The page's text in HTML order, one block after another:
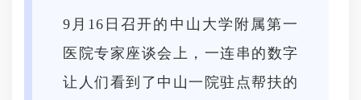
9月16日召开的中山大学附属第一
医院专家座谈会上，一连串的数字
让人们看到了中山一院驻点帮扶的